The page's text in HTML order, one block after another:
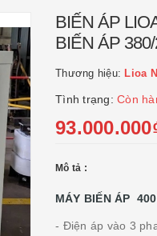
BIẾN ÁP
BIẾN ÁP
Thương hiệu: Lioa
Tình trạng: Còn
Mô tả :
MÁY BIẾN ÁP
- Điện áp vào 3